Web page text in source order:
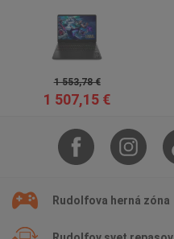
1 553,78 €
1 507,15 €
Rudolfova herná zóna